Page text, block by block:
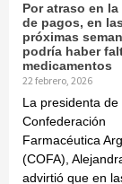
Por atraso en la
de pagos, en las
próximas
podría haber
medicamentos
22 febrero, 2026
La presidenta de
Confederación
Farmacéutica
(COFA),
advirtió que en